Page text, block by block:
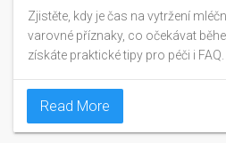
Zjistěte, kdy je čas na vytržení
varovné příznaky, co očekávat
získáte praktické tipy pro péči i FAQ.
Read More